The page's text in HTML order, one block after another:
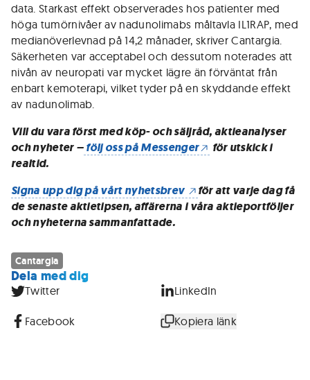
data. Starkast effekt observerades hos patienter med
höga tumörnivåer av nadunolimabs måltavla IL1RAP, med
medianöverlevnad på 14,2 månader, skriver Cantargia.
Säkerheten var acceptabel och dessutom noterades att
nivån av neuropati var mycket lägre än förväntat från
enbart kemoterapi, vilket tyder på en skyddande effekt
av nadunolimab.
Vill du vara först med köp- och säljråd, aktieanalyser
och nyheter –följ oss på Messenger
för utskick i
realtid.
Signa upp dig på vårt nyhetsbrev
för att varje dag få
de senaste aktietipsen, affärerna i våra aktieportföljer
och nyheterna sammanfattade.
Cantargia
Dela med dig
Twitter LinkedIn
Facebook Kopiera länk